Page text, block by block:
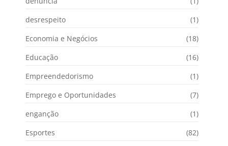
desrespeito
(1)
Economia e Negócios
(18)
Educação
(16)
Empreendedorismo
(1)
Emprego e Oportunidades
(7)
enganção
(1)
Esportes
(82)